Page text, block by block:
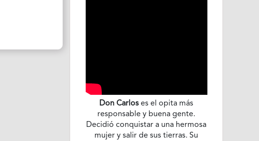
Don Carlos es el opita más
responsable y buena gente.
Decidió conquistar a una hermosa
mujer y salir de sus tierras. Su